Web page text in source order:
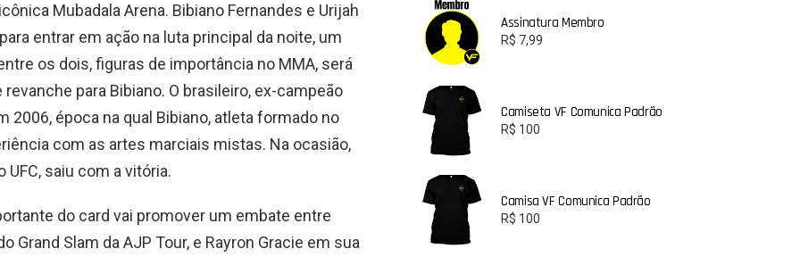
Mubadala Arena. Bibiano Fernandes e Urijah
entrar em ação na luta principal da noite, um
os dois, figuras de importância no MMA, será
para Bibiano. O brasileiro, ex-campeão
2006, época na qual Bibiano, atleta formado no
com as artes marciais mistas. Na ocasião,
UFC, saiu com a vitória.
do card vai promover um embate entre
Grand Slam da AJP Tour, e Rayron Gracie em sua
Assinatura Membro
R$ 7,99
Camiseta VF Comunica Padrão
R$ 100
Camisa VF Comunica Padrão
R$ 100